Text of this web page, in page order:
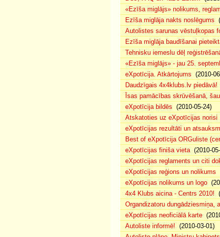
«Ezīša miglājs» nolikums,
Ezīša miglāja nakts noslēgums
Autolistes sarunas vēstuļkopas
Ezīša miglāja baudīšanai
Tehnisku iemeslu dēļ
«Ezīša miglājs» - jau 25.
eXpotīcija. Atkārtojums (2010-
Daudzīgais 4x4klubs.lv piedāvā!
Īsas pamācības skrūvēšanā,
eXpotīcija bildēs (2010-05-24)
Atskatoties uz eXpotīcijas norisi
eXpotīcijas rezultāti un
Best of eXpotīcija ORGuliste
eXpotīcijas finiša vieta(2010-
eXpotīcijas reglaments un citi
eXpotīcijas reģions un nolikums
eXpotīcijas nolikums un logo
4x4 Klubs aicina - Centrs 2010!
Organdizatoru dungādziesmiņa,
eXpotīcijas neoficiālā karte
Autoliste informē! (2010-03-01)